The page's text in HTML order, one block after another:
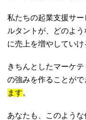
私たちの起業支援サ
ルタントが、どのよ
に売上を増やしていけ
きちんとしたマーケ
の強みを作ることがで
ます。
あなたも、このよう